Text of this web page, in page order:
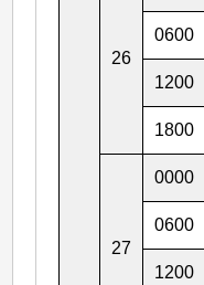
26
0600
1200
1800
27
0000
0600
1200